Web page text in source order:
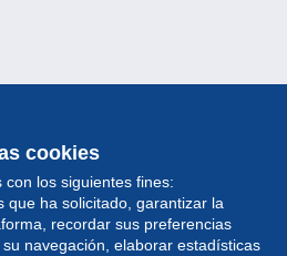
cookies
con los siguientes fines:
que ha solicitado, garantizar la
recordar sus preferencias
navegación, elaborar estadísticas